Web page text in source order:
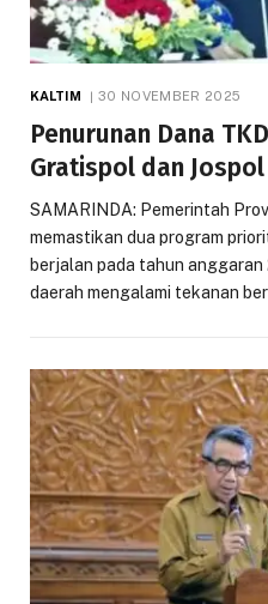
KALTIM 30 NOVEMBER 2025
Penurunan Dana
Gratispol dan
SAMARINDA: Pemerintah
memastikan dua program
berjalan pada tahun
daerah mengalami tekanan